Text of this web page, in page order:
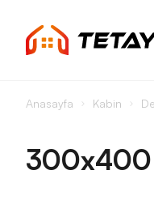
Anasayfa Kabin
300x400